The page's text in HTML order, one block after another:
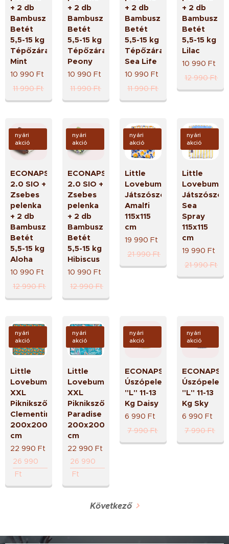
+ 2 db
Bambusz
Betét
5,5-15 kg
Tépőzáras
Mint
10 990 Ft
11 990Ft
+ 2 db
Bambusz
Betét
5,5-15 kg
Tépőzáras
Peony
10 990 Ft
11 990Ft
+ 2 db
Bambusz
Betét
5,5-15 kg
Tépőzáras
Sea Life
10 990 Ft
11 990Ft
+ 2 db
Bambusz
Betét
5,5-15 kg
Lilac
10 990 Ft
12 990Ft
ECONAPS
2.0 SIO +
Zsebes
pelenka
+ 2 db
Bambusz
Betét
5,5-15 kg
Aloha
nyári
akció
10 990 Ft
12 990Ft
ECONAPS
2.0 SIO +
Zsebes
pelenka
+ 2 db
Bambusz
Betét
5,5-15 kg
Hibiscus
nyári
akció
10 990 Ft
12 990Ft
Little
Lovebum
Játszószőnyeg
Amalfi
115x115
cm
nyári
akció
19 990 Ft
21 990Ft
Little
Lovebum
Sea
Spray
115x115
cm
nyári
akció
19 990 Ft
21 990Ft
Little
Lovebum
XXL
Piknikszőnyeg
Clementine
200x200
cm
nyári
akció
22 990 Ft
26 990
Ft
Little
Lovebum
XXL
Piknikszőnyeg
Paradise
200x200
cm
nyári
akció
22 990 Ft
26 990
Ft
ECONAPS
Úszópelenka
"L" 11-13
Kg Daisy
nyári
akció
6 990 Ft
7 990Ft
ECONAPS
"L" 11-13
Kg Sky
nyári
akció
6 990 Ft
7 990Ft
Következő